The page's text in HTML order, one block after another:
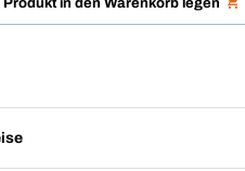
in den Warenkorb legen